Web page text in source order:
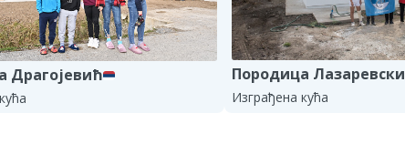
Драгојевић Породица Лазаревски
Изграђена кућа